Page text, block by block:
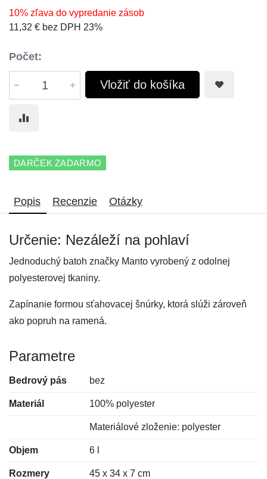
10% zľava do vypredanie zásob
11,32 € bez DPH 23%
Počet:
Vložiť do košíka
DARČEK ZADARMO
Popis Recenzie Otázky
Určenie: Nezáleží na pohlaví
Jednoduchý batoh značky Manto vyrobený z odolnej
polyesterovej tkaniny.
Zapínanie formou sťahovacej šnúrky, ktorá slúži zároveň
ako popruh na ramená.
Parametre
Bedrový pás bez
Materiál 100% polyester
Materiálové zloženie: polyester
Objem 6 l
Rozmery 45 x 34 x 7 cm